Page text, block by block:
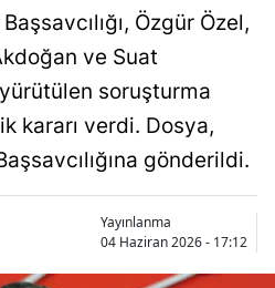
Özgür Özel,
ve Suat
soruşturma
kararı verdi. Dosya,
gönderildi.
Yayınlanma
04 Haziran 2026 - 17:12